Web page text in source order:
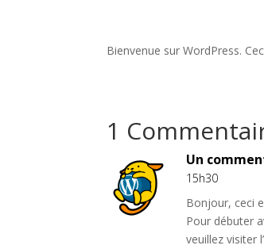
Bienvenue sur WordPress.
1
Un
15h30
Bonjour, ceci
Pour débuter
veuillez visiter